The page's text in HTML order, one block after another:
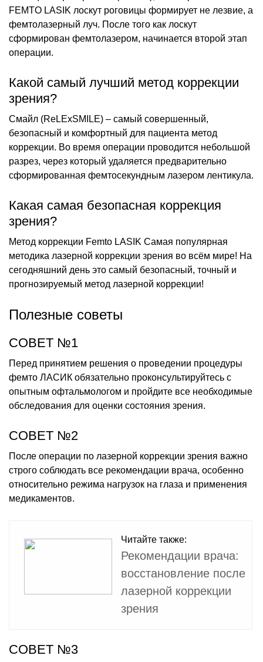
FEMTO LASIK лоскут роговицы формирует не лезвие, а
фемтолазерный луч. После того как лоскут
сформирован фемтолазером, начинается второй этап
операции.
Какой самый лучший метод коррекции
зрения?
Смайл (ReLExSMILE) – самый совершенный,
безопасный и комфортный для пациента метод
коррекции. Во время операции проводится небольшой
разрез, через который удаляется предварительно
сформированная фемтосекундным лазером лентикула.
Какая самая безопасная коррекция
зрения?
Метод коррекции Femto LASIK Самая популярная
методика лазерной коррекции зрения во всём мире! На
сегодняшний день это самый безопасный, точный и
прогнозируемый метод лазерной коррекции!
Полезные советы
СОВЕТ №1
Перед принятием решения о проведении процедуры
фемто ЛАСИК обязательно проконсультируйтесь с
опытным офтальмологом и пройдите все необходимые
обследования для оценки состояния зрения.
СОВЕТ №2
После операции по лазерной коррекции зрения важно
строго соблюдать все рекомендации врача, особенно
относительно режима нагрузок на глаза и применения
медикаментов.
Читайте также:
Рекомендации врача:
восстановление после
лазерной коррекции
зрения
СОВЕТ №3